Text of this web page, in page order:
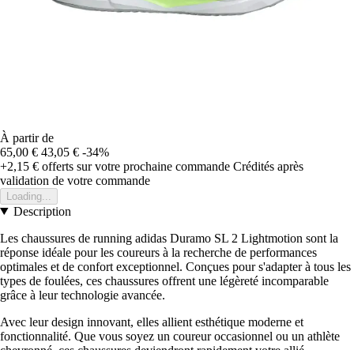
À partir de
65,00 € 43,05 € -34%
+2,15 € offerts sur votre prochaine commande Crédités après
validation de votre commande
Loading...
Description
Les chaussures de running adidas Duramo SL 2 Lightmotion sont la
réponse idéale pour les coureurs à la recherche de performances
optimales et de confort exceptionnel. Conçues pour s'adapter à tous les
types de foulées, ces chaussures offrent une légèreté incomparable
grâce à leur technologie avancée.
Avec leur design innovant, elles allient esthétique moderne et
fonctionnalité. Que vous soyez un coureur occasionnel ou un athlète